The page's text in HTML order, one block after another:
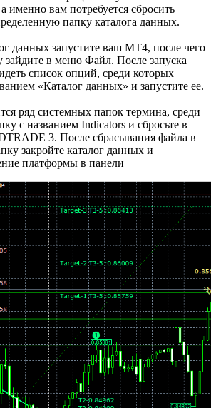
именно вам потребуется сбросить
папку каталога данных.
данных запустите ваш МТ4, после чего
зайдите в меню Файл. После запуска
список опций, среди которых
«Каталог данных» и запустите ее.
ряд системных папок термина, среди
с названием Indicators и сбросьте в
3. После сбрасывания файла в
закройте каталог данных и
платформы в панели